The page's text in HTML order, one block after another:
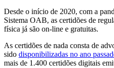
Desde o início de 2020, com a
Sistema OAB, as certidões de
física já são on-line e gratuitas.
As certidões de nada consta de
sido disponibilizadas no ano
mais de 1.400 certidões digitais